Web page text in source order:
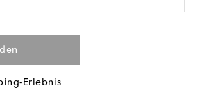
Erlebnis